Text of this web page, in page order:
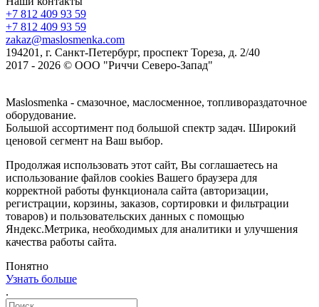
+7 812 409 93 59
+7 812 409 93 59
zakaz@maslosmenka.com
194201, г. Санкт-Петербург, проспект Тореза, д. 2/40
2017 - 2026 © ООО "Риччи Северо-Запад"
Maslosmenka - смазочное, маслосменное, топливораздаточное
оборудование.
Большой ассортимент под большой спектр задач. Широкий
ценовой сегмент на Ваш выбор.
Продолжая использовать этот сайт, Вы соглашаетесь на
использование файлов cookies Вашего браузера для
корректной работы функционала сайта (авторизации,
регистрации, корзины, заказов, сортировки и фильтрации
товаров) и пользовательских данных с помощью
Яндекс.Метрика, необходимых для аналитики и улучшения
качества работы сайта.
Понятно
Узнать больше
.